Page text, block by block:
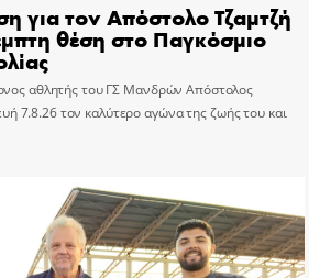
για τον Απόστολο Τζαμτζή
θέση στο Παγκόσμιο
αθλητής του ΓΣ Μανδρών Απόστολος
7.8.26 τον καλύτερο αγώνα της ζωής του και